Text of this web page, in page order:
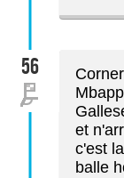
56
et
c'est
balle